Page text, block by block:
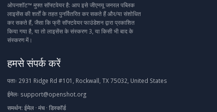
ओपनशॉट™ मुफ्त सॉफ्टवेयर है: आप इसे जीएनयू जनरल पब्लिक
लाइसेंस की शर्तों के तहत पुनर्वितरित कर सकते हैं और/या संशोधित
कर सकते हैं, जैसा कि फ्री सॉफ्टवेयर फाउंडेशन द्वारा प्रकाशित
किया गया है, या तो लाइसेंस के संस्करण 3, या किसी भी बाद के
संस्करण में।
हमसे संपर्क करें
पताः 2931 Ridge Rd #101, Rockwall, TX 75032, United States
ईमेलः support@openshot.org
समर्थन: ईमेल · मंच· डिस्कॉर्ड